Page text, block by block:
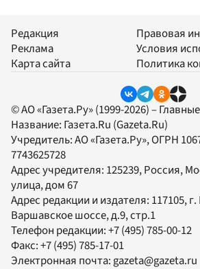
Редакция
Реклама
Карта сайта
Правовая
Условия
Политика
© АО «Газета.Ру» (1999-2026) –
Название: Газета.Ru (Gazeta.Ru)
Учредитель:АО «Газета.Ру», ОГРН
7743625728
Адрес учредителя: 125239, Россия,
улица, дом 67
Адрес редакции и издателя: 117105, г.
Варшавское шоссе, д.9, стр.1
Телефон редакции:+7 (495) 785-00-12
Факс:+7 (495) 785-17-01
Электронная почта: gazeta@gazeta.ru